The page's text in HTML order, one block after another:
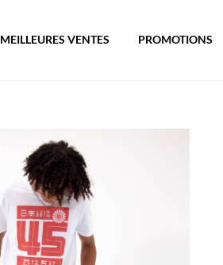
MEILLEURES VENTES PROMOTIONS